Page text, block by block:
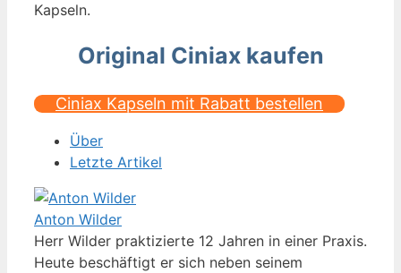
Kapseln.
Original Ciniax kaufen
Ciniax Kapseln mit Rabatt bestellen
Über
Letzte Artikel
Anton Wilder
Herr Wilder praktizierte 12 Jahren in einer Praxis.
Heute beschäftigt er sich neben seinem